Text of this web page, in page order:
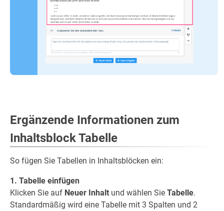
Ergänzende Informationen zum
Inhaltsblock Tabelle
So fügen Sie Tabellen in Inhaltsblöcken ein:
1. Tabelle einfügen
Klicken Sie auf Neuer Inhalt und wählen Sie Tabelle.
Standardmäßig wird eine Tabelle mit 3 Spalten und 2